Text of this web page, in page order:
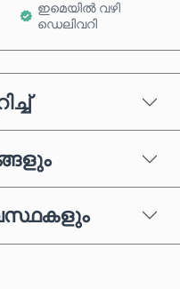
ഇമെയിൽ വഴി
ഡെലിവറി